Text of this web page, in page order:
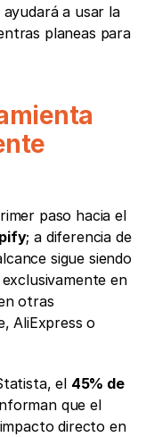
a usar la
planeas para
Uuspy te proporciona un sólido primer paso hacia el
; a diferencia de
sigue siendo
en
otras
AliExpress o
el 45% de
que el
directo en